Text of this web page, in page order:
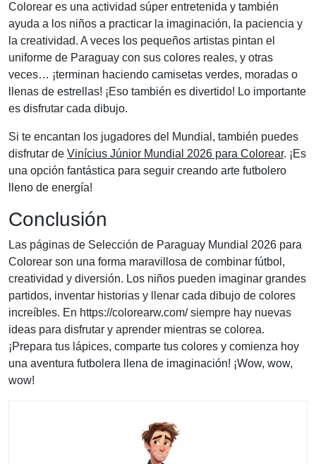
Colorear es una actividad súper entretenida y también
ayuda a los niños a practicar la imaginación, la paciencia y
la creatividad. A veces los pequeños artistas pintan el
uniforme de Paraguay con sus colores reales, y otras
veces… ¡terminan haciendo camisetas verdes, moradas o
llenas de estrellas! ¡Eso también es divertido! Lo importante
es disfrutar cada dibujo.
Si te encantan los jugadores del Mundial, también puedes
disfrutar de Vinícius Júnior Mundial 2026 para Colorear. ¡Es
una opción fantástica para seguir creando arte futbolero
lleno de energía!
Conclusión
Las páginas de Selección de Paraguay Mundial 2026 para
Colorear son una forma maravillosa de combinar fútbol,
creatividad y diversión. Los niños pueden imaginar grandes
partidos, inventar historias y llenar cada dibujo de colores
increíbles. En https://colorearw.com/ siempre hay nuevas
ideas para disfrutar y aprender mientras se colorea.
¡Prepara tus lápices, comparte tus colores y comienza hoy
una aventura futbolera llena de imaginación! ¡Wow, wow,
wow!